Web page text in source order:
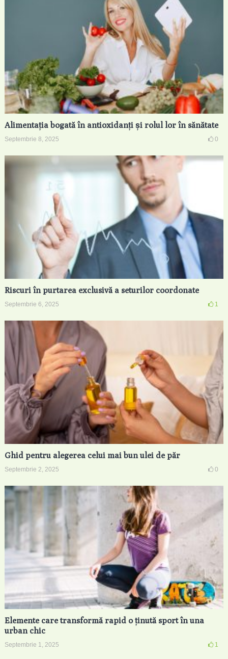
Alimentația bogată în antioxidanți și rolul lor în sănătate
Septembrie 8, 2025 0
Riscuri în purtarea exclusivă a seturilor coordonate
Septembrie 6, 2025 1
Ghid pentru alegerea celui mai bun ulei de păr
Septembrie 2, 2025 0
Elemente care transformă rapid o ținută sport în una
urban chic
Septembrie 1, 2025 1